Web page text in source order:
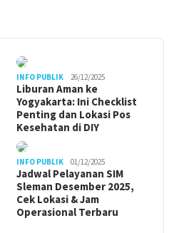
INFO PUBLIK 26/12/2025
Liburan Aman ke
Yogyakarta: Ini Checklist
Penting dan Lokasi Pos
Kesehatan di DIY
INFO PUBLIK 01/12/2025
Jadwal Pelayanan SIM
Sleman Desember 2025,
Cek Lokasi & Jam
Operasional Terbaru